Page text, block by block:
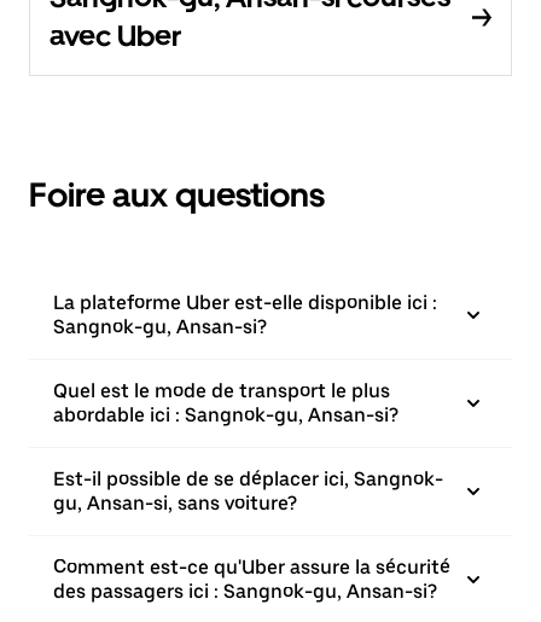
avec Uber
Foire aux questions
La plateforme Uber est-elle disponible ici :
Sangnok-gu, Ansan-si?
Quel est le mode de transport le plus
abordable ici : Sangnok-gu, Ansan-si?
Est-il possible de se déplacer ici, Sangnok-
gu, Ansan-si, sans voiture?
Comment est-ce qu'Uber assure la sécurité
des passagers ici : Sangnok-gu, Ansan-si?